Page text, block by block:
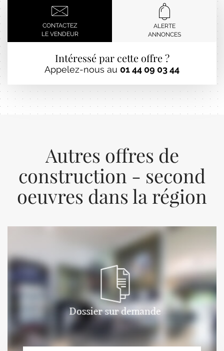
CONTACTEZ
LE VENDEUR
ALERTE
ANNONCES
Intéressé par cette offre ?
Appelez-nous au 01 44 09 03 44
Autres offres de
construction - second
oeuvres dans la région